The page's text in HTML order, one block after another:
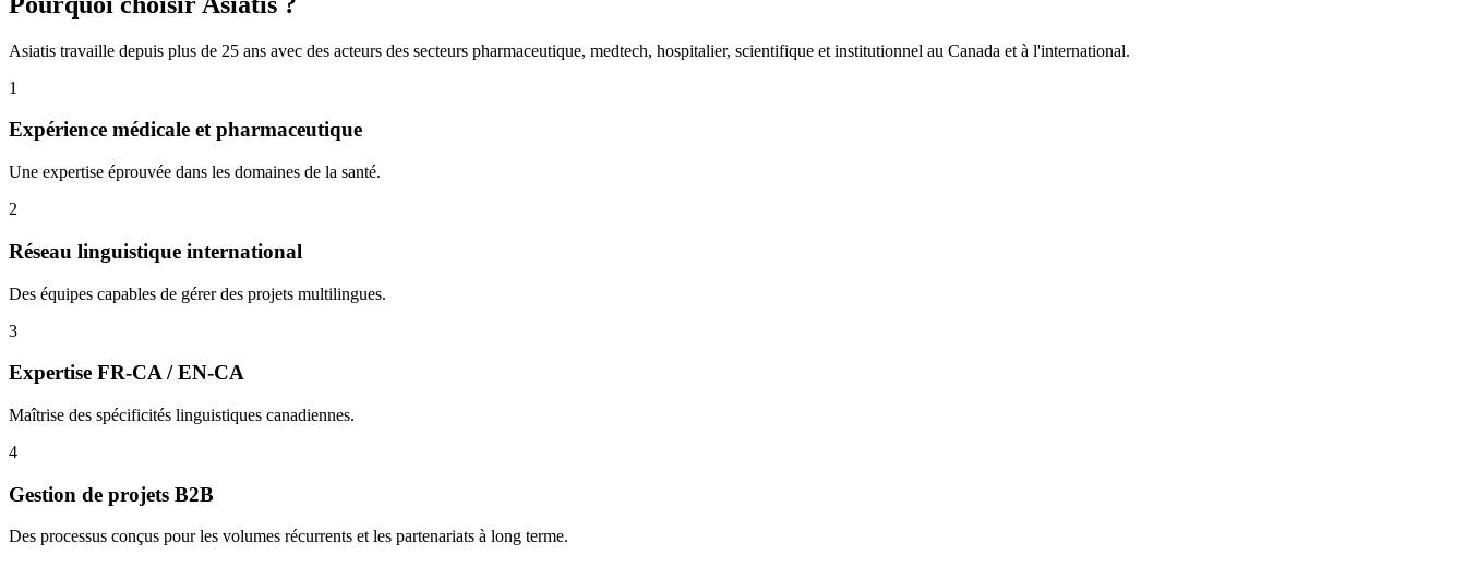
Asiatis travaille depuis plus de 25 ans avec des acteurs des secteurs pharmaceutique, medtech, hospitalier, scientifique et institutionnel au Canada et à l'international.
1
Expérience médicale et pharmaceutique
Une expertise éprouvée dans les domaines de la santé.
2
Réseau linguistique international
Des équipes capables de gérer des projets multilingues.
3
Expertise FR-CA / EN-CA
Maîtrise des spécificités linguistiques canadiennes.
4
Gestion de projets B2B
Des processus conçus pour les volumes récurrents et les partenariats à long terme.